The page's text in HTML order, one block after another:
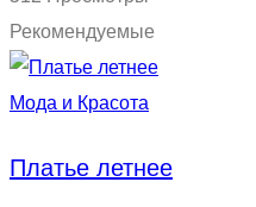
Рекомендуемые
Мода и Красота
Платье летнее